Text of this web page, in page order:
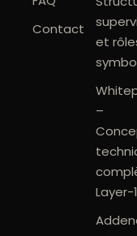
Contact
et
–
Layer-1